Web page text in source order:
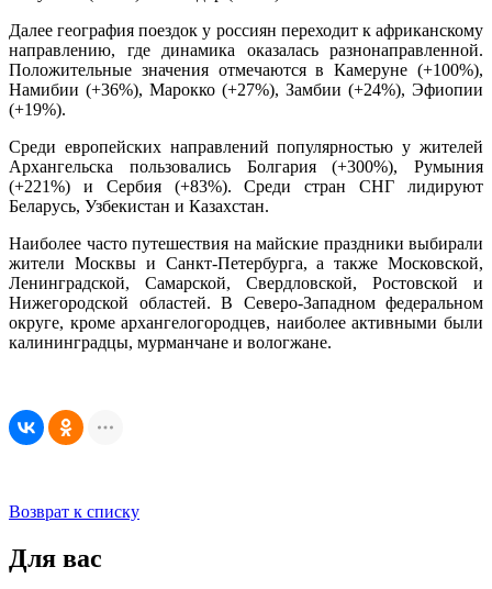
Далее география поездок у россиян переходит к африканскому
направлению, где динамика оказалась разнонаправленной.
Положительные значения отмечаются в Камеруне (+100%),
Намибии (+36%), Марокко (+27%), Замбии (+24%), Эфиопии
(+19%).
Среди европейских направлений популярностью у жителей
Архангельска пользовались Болгария (+300%), Румыния
(+221%) и Сербия (+83%). Среди стран СНГ лидируют
Беларусь, Узбекистан и Казахстан.
Наиболее часто путешествия на майские праздники выбирали
жители Москвы и Санкт-Петербурга, а также Московской,
Ленинградской, Самарской, Свердловской, Ростовской и
Нижегородской областей. В Северо-Западном федеральном
округе, кроме архангелогородцев, наиболее активными были
калининградцы, мурманчане и вологжане.
Возврат к списку
Для вас